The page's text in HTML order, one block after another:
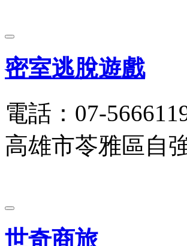
密室逃脫遊戲
電話：07-
高雄市苓雅區自
世奇商旅